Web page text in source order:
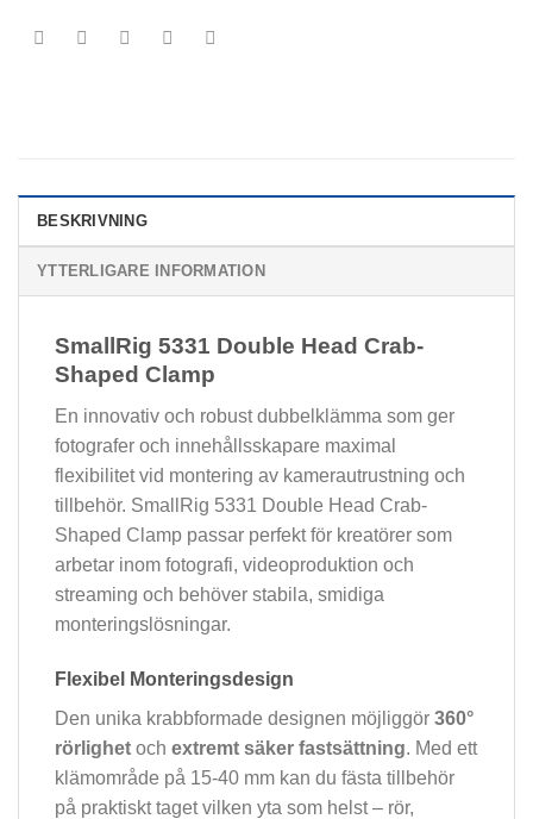
BESKRIVNING
YTTERLIGARE INFORMATION
SmallRig 5331 Double Head Crab-
Shaped Clamp
En innovativ och robust dubbelklämma som ger
fotografer och innehållsskapare maximal
flexibilitet vid montering av kamerautrustning och
tillbehör. SmallRig 5331 Double Head Crab-
Shaped Clamp passar perfekt för kreatörer som
arbetar inom fotografi, videoproduktion och
streaming och behöver stabila, smidiga
monteringslösningar.
Flexibel Monteringsdesign
Den unika krabbformade designen möjliggör 360°
rörlighet och extremt säker fastsättning. Med ett
klämområde på 15-40 mm kan du fästa tillbehör
på praktiskt taget vilken yta som helst – rör,